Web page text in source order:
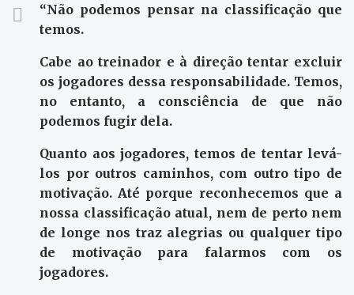
“Não podemos pensar na classificação que
temos.
Cabe ao treinador e à direção tentar excluir
os jogadores dessa responsabilidade. Temos,
no entanto, a consciência de que não
podemos fugir dela.
Quanto aos jogadores, temos de tentar levá-
los por outros caminhos, com outro tipo de
motivação. Até porque reconhecemos que a
nossa classificação atual, nem de perto nem
de longe nos traz alegrias ou qualquer tipo
de motivação para falarmos com os
jogadores.